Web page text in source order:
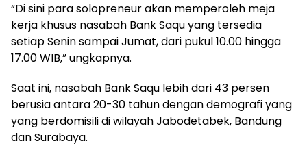
“Di sini para solopreneur akan memperoleh meja
kerja khusus nasabah Bank Saqu yang tersedia
setiap Senin sampai Jumat, dari pukul 10.00 hingga
17.00 WIB,” ungkapnya.
Saat ini, nasabah Bank Saqu lebih dari 43 persen
berusia antara 20-30 tahun dengan demografi yang
yang berdomisili di wilayah Jabodetabek, Bandung
dan Surabaya.